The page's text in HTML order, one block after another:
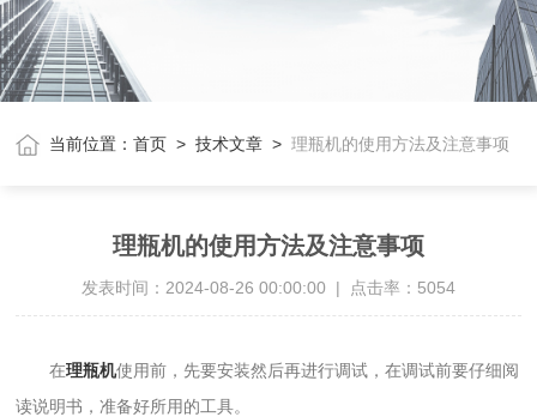
当前位置：首页 >技术文章 >理瓶机的使用方法及注意事项
理瓶机的使用方法及注意事项
发表时间：2024-08-26 00:00:00 | 点击率：5054
在理瓶机使用前，先要安装然后再进行调试，在调试前要仔细阅
读说明书，准备好所用的工具。